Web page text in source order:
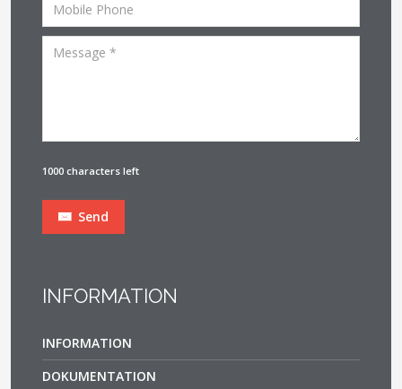
1000 characters left
Send
INFORMATION
INFORMATION
DOKUMENTATION